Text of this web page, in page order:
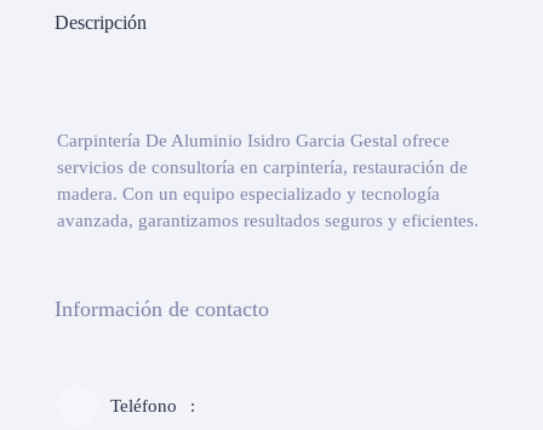
Descripción
Carpintería De Aluminio Isidro Garcia Gestal ofrece
servicios de consultoría en carpintería, restauración de
madera. Con un equipo especializado y tecnología
avanzada, garantizamos resultados seguros y eficientes.
Información de contacto
Teléfono